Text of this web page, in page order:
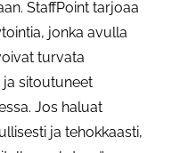
StaffPoint tarjoaa
jonka avulla
turvata
sitoutuneet
Jos haluat
ja tehokkaasti,